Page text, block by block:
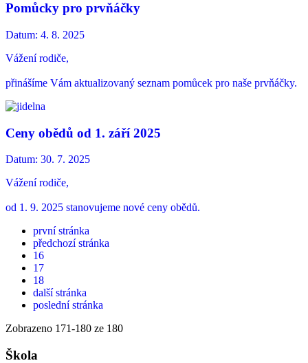
Pomůcky pro prvňáčky
Datum: 4. 8. 2025
Vážení rodiče,
přinášíme Vám aktualizovaný seznam pomůcek pro naše prvňáčky.
Ceny obědů od 1. září 2025
Datum: 30. 7. 2025
Vážení rodiče,
od 1. 9. 2025 stanovujeme nové ceny obědů.
první stránka
předchozí stránka
16
17
18
další stránka
poslední stránka
Zobrazeno 171-180 ze 180
Škola